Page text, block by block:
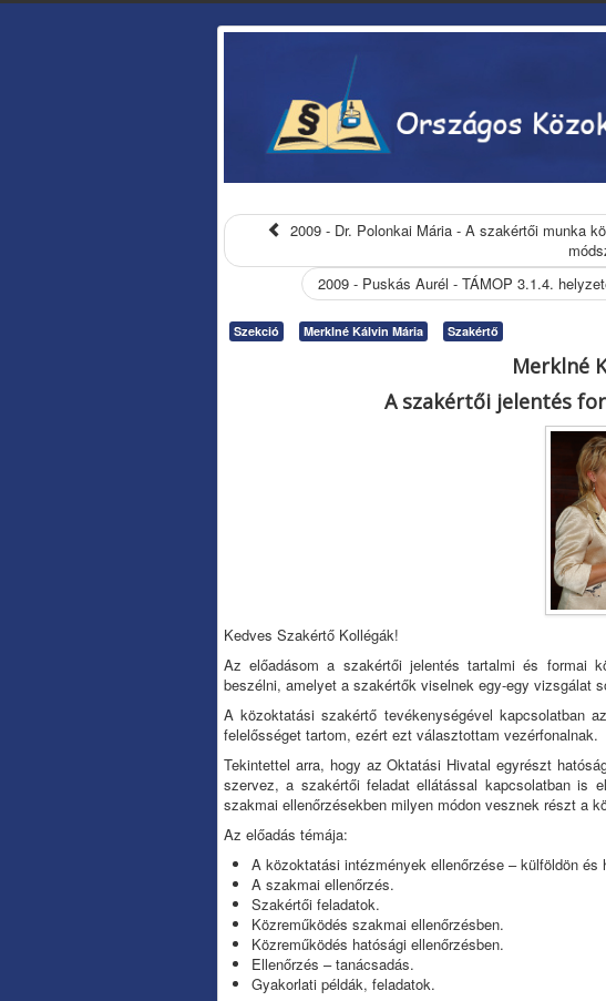
2009 - Dr. Polonkai Mária - A szakértői munka
2009 - Puskás Aurél - TÁMOP 3.1.4.
Szekció Merklné Kálvin Mária Szakértő
Merklné
A szakértői jelentés
Kedves Szakértő Kollégák!
Az előadásom a szakértői jelentés tartalmi és formai
beszélni, amelyet a szakértők viselnek egy-egy vizsgálat
A közoktatási szakértő tevékenységével kapcsolatban
felelősséget tartom, ezért ezt választottam vezérfonalnak.
Tekintettel arra, hogy az Oktatási Hivatal egyrészt
szervez, a szakértői feladat ellátással kapcsolatban is
szakmai ellenőrzésekben milyen módon vesznek részt a
Az előadás témája:
A közoktatási intézmények ellenőrzése – külföldön és
A szakmai ellenőrzés.
Szakértői feladatok.
Közreműködés szakmai ellenőrzésben.
Közreműködés hatósági ellenőrzésben.
Ellenőrzés – tanácsadás.
Gyakorlati példák, feladatok.